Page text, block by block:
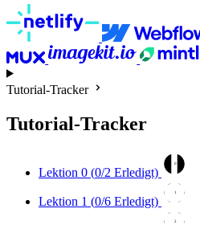
Tutorial-Tracker
Tutorial-Tracker
Lektion 0 (0/2 Erledigt)
0
Lektion 1 (0/6 Erledigt)
1
2